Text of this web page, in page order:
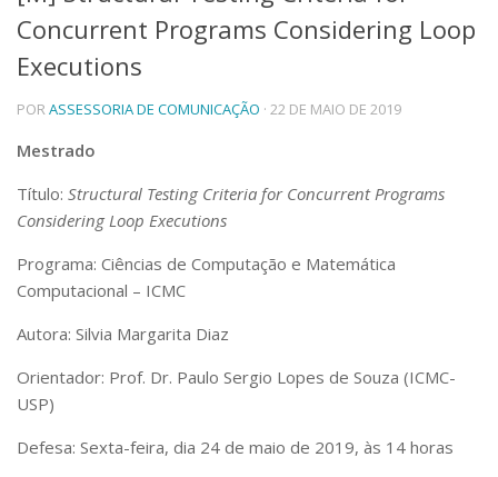
Telefones e Mapas
Pessoas
Ensino
Graduação
Educação a distância
Pesquisa e Inovação
Centros, Núcleos e Projetos em Rede
Pós-doutorado
Transferência de Tecnologia
Extensão à Comunidade
Artes, Cultura e Esportes
Concurrent Programs Considering Loop
Executions
PORASSESSORIA DE COMUNICAÇÃO · 22 DE MAIO DE 2019
Mestrado
Título: Structural Testing Criteria for Concurrent Programs
Considering Loop Executions
Programa: Ciências de Computação e Matemática
Computacional – ICMC
Autora: Silvia Margarita Diaz
Orientador: Prof. Dr. Paulo Sergio Lopes de Souza (ICMC-
USP)
Defesa: Sexta-feira, dia 24 de maio de 2019, às 14 horas